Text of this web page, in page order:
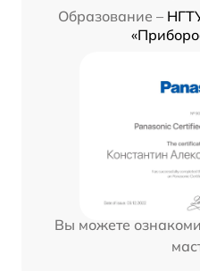
Образование –
Вы можете